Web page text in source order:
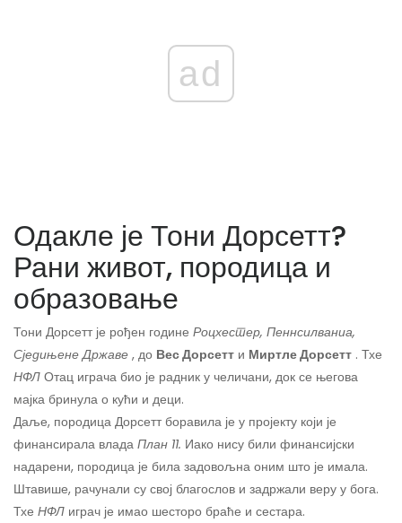
ad
Одакле је Тони Дорсетт?
Рани живот, породица и
образовање
Тони Дорсетт је рођен године Роцхестер, Пеннсилваниа,
Сједињене Државе , до Вес Дорсетт и Миртле Дорсетт . Тхе
НФЛ Отац играча био је радник у челичани, док се његова
мајка бринула о кући и деци.
Даље, породица Дорсетт боравила је у пројекту који је
финансирала влада План 11. Иако нису били финансијски
надарени, породица је била задовољна оним што је имала.
Штавише, рачунали су свој благослов и задржали веру у бога.
Тхе НФЛ играч је имао шесторо браће и сестара.